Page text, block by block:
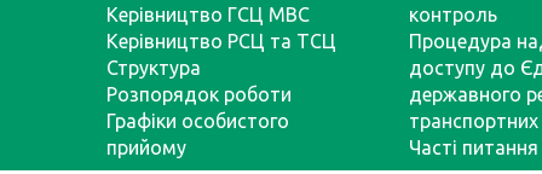
Керівництво ГСЦ МВС
Керівництво РСЦ та ТСЦ
Структура
Розпорядок роботи
Графіки особистого
прийому
контроль
Процедура
доступу до
державного
транспортних
Часті питання